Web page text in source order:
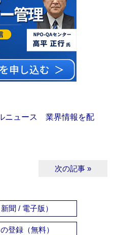
ニュース 業界情報を配
次の記事 »
聞 / 電子版）
登録（無料）